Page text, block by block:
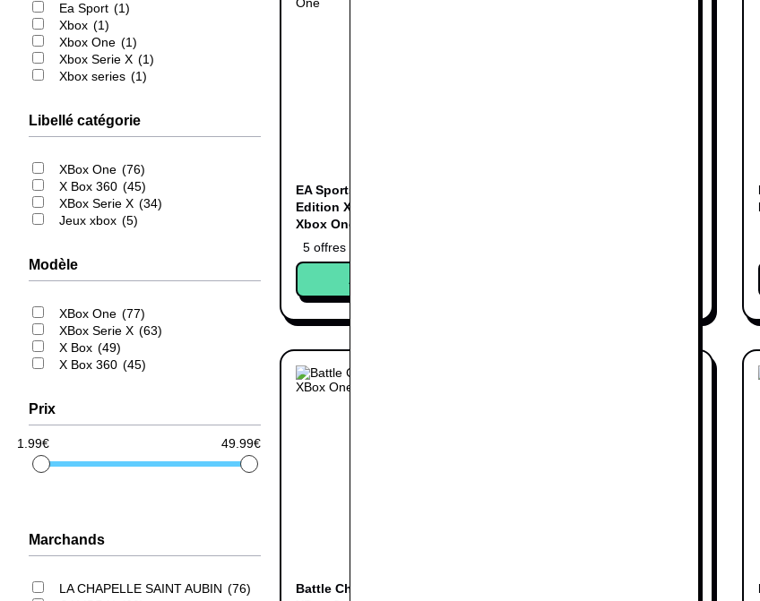
Ea Sport
1
Xbox
1
Xbox One
1
Xbox Serie X
1
Xbox series
1
Libellé catégorie
XBox One
76
X Box 360
45
XBox Serie X
34
Jeux xbox
5
Modèle
XBox One
77
XBox Serie X
63
X Box
49
X Box 360
45
Prix
1.99€ 49.99€
Marchands
LA CHAPELLE SAINT AUBIN
76
EA Sports FC 24 Standard
Edition Xbox Séries X /
Xbox One
5 offres
Acheter
Battle Chasers : Nightwar -